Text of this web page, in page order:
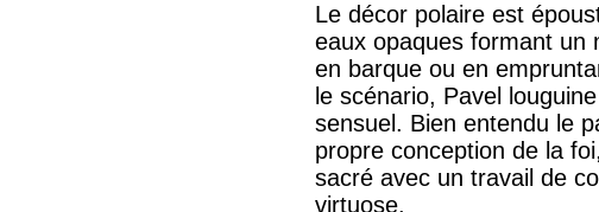
Le décor polaire est
eaux opaques formant un
en barque ou en
le scénario, Pavel
sensuel. Bien entendu le
propre conception de la
sacré avec un travail de
virtuose.